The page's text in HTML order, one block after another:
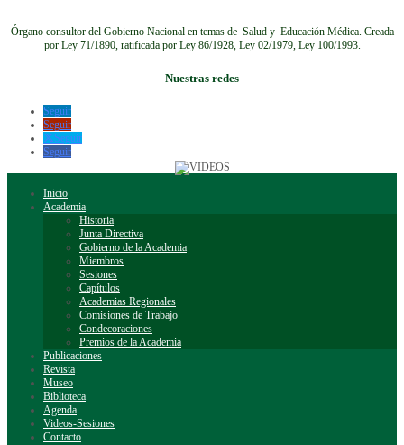
Órgano consultor del Gobierno Nacional en temas de Salud y Educación Médica. Creada
por Ley 71/1890, ratificada por Ley 86/1928, Ley 02/1979, Ley 100/1993.
Nuestras redes
Seguir
Seguir
Seguir
Seguir
Inicio
Academia
Historia
Junta Directiva
Gobierno de la Academia
Miembros
Sesiones
Capítulos
Academias Regionales
Comisiones de Trabajo
Condecoraciones
Premios de la Academia
Publicaciones
Revista
Museo
Biblioteca
Agenda
Videos-Sesiones
Contacto